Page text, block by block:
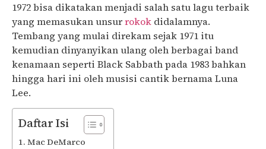
1972 bisa dikatakan menjadi salah satu lagu terbaik
yang memasukan unsurrokok didalamnya.
Tembang yang mulai direkam sejak 1971 itu
kemudian dinyanyikan ulang oleh berbagai band
kenamaan seperti Black Sabbath pada 1983 bahkan
hingga hari ini oleh musisi cantik bernama Luna
Lee.
Daftar Isi
Mac DeMarco